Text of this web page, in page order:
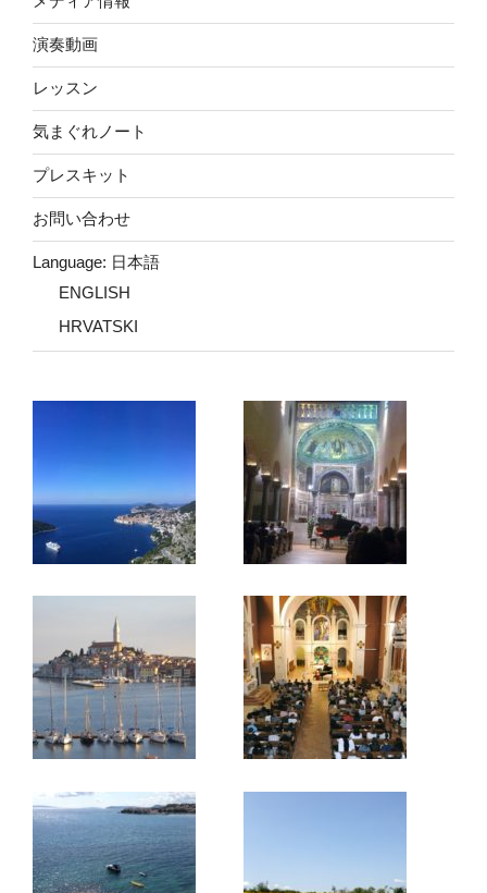
演奏動画
レッスン
気まぐれノート
プレスキット
お問い合わせ
Language: 日本語
ENGLISH
HRVATSKI